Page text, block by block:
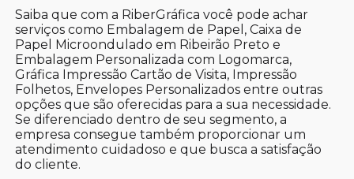
Saiba que com a RiberGráfica você pode achar
serviços como Embalagem de Papel, Caixa de
Papel Microondulado em Ribeirão Preto e
Embalagem Personalizada com Logomarca,
Gráfica Impressão Cartão de Visita, Impressão
Folhetos, Envelopes Personalizados entre outras
opções que são oferecidas para a sua necessidade.
Se diferenciado dentro de seu segmento, a
empresa consegue também proporcionar um
atendimento cuidadoso e que busca a satisfação
do cliente.